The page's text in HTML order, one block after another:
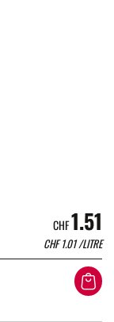
CHF1.51
CHF1.01/LITRE